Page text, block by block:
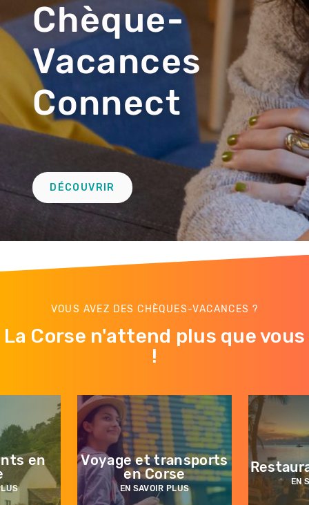
Chèque-
Vacances
Connect
Lien
DÉCOUVRIR
remontée
VOUS AVEZ DES CHÈQUES-VACANCES ?
La Corse n'attend plus que vous
!
en
Voyage et transports
en Corse
EN SAVOIR PLUS
EN